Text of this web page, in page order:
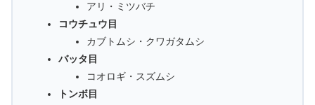
アリ・ミツバチ
コウチュウ目
カブトムシ・クワガタムシ
バッタ目
コオロギ・スズムシ
トンボ目